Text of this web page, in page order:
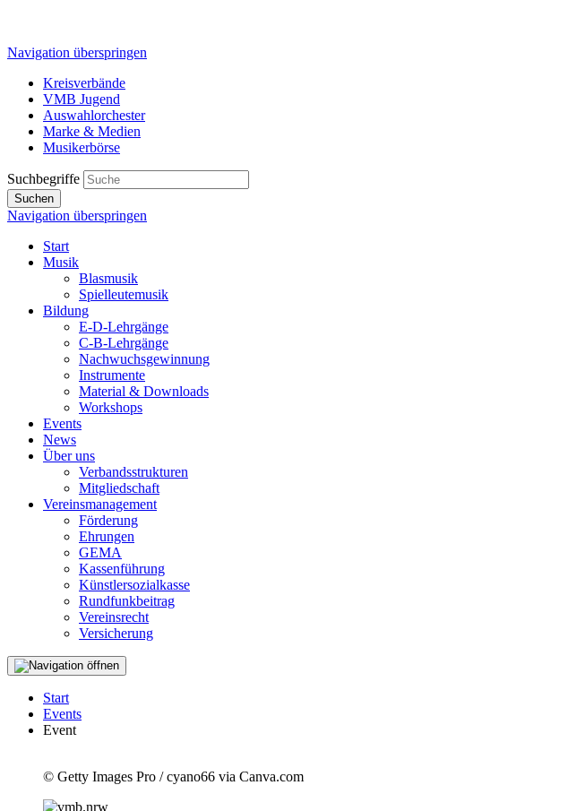
Navigation überspringen
Kreisverbände
VMB Jugend
Auswahlorchester
Marke & Medien
Musikerbörse
Suchbegriffe
Suchen
Navigation überspringen
Start
Musik
Blasmusik
Spielleutemusik
Bildung
E-D-Lehrgänge
C-B-Lehrgänge
Nachwuchsgewinnung
Instrumente
Material & Downloads
Workshops
Events
News
Über uns
Verbandsstrukturen
Mitgliedschaft
Vereinsmanagement
Förderung
Ehrungen
GEMA
Kassenführung
Künstlersozialkasse
Rundfunkbeitrag
Vereinsrecht
Versicherung
Start
Events
Event
© Getty Images Pro / cyano66 via Canva.com